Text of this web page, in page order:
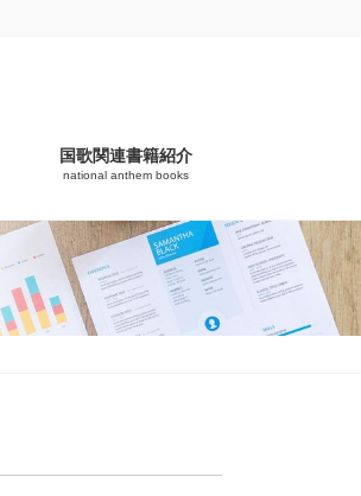
国歌関連書籍紹介
national anthem books